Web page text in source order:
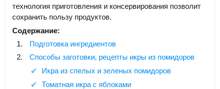
технология приготовления и консервирования позволит
сохранить пользу продуктов.
Содержание:
Подготовка ингредиентов
Способы заготовки, рецепты икры из помидоров
Икра из спелых и зеленых помидоров
Томатная икра с яблоками